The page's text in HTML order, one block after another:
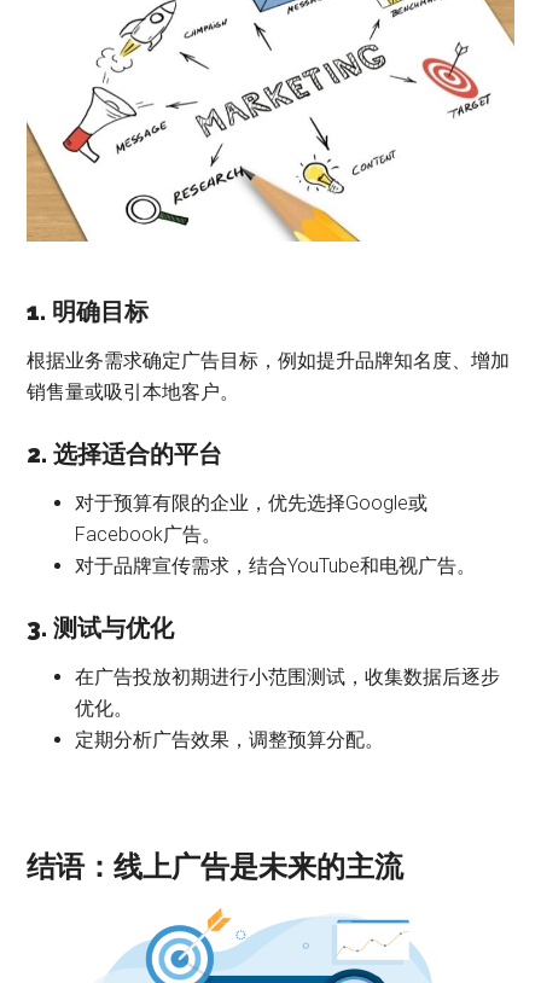
1. 明确目标
根据业务需求确定广告目标，例如提升品牌知名度、增加
销售量或吸引本地客户。
2. 选择适合的平台
对于预算有限的企业，优先选择Google或
Facebook广告。
对于品牌宣传需求，结合YouTube和电视广告。
3. 测试与优化
在广告投放初期进行小范围测试，收集数据后逐步
优化。
定期分析广告效果，调整预算分配。
结语：线上广告是未来的主流